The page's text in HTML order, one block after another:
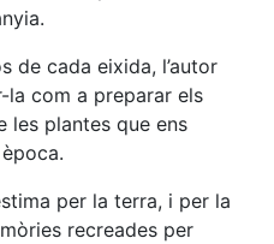
de cada eixida, l’autor
la com a preparar els
les plantes que ens
per la terra, i per la
recreades per